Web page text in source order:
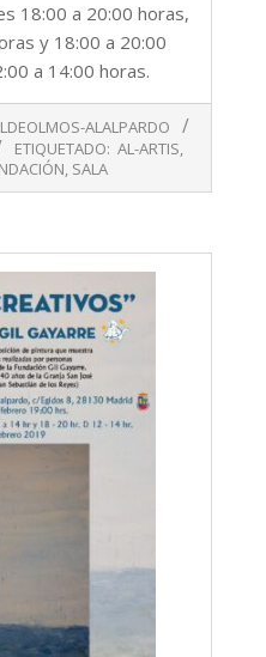
18:00 a 20:00 horas,
y 18:00 a 20:00
a 14:00 horas.
ALALPARDO
ETIQUETADO: AL-ARTIS,
, SALA